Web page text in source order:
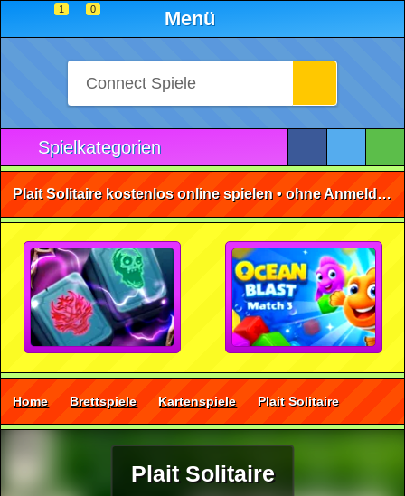
1 0 Menü
Spielkategorien
Plait Solitaire kostenlos online spielen • ohne Anmeldung 🕹️
Home Brettspiele Kartenspiele Plait Solitaire
Plait Solitaire